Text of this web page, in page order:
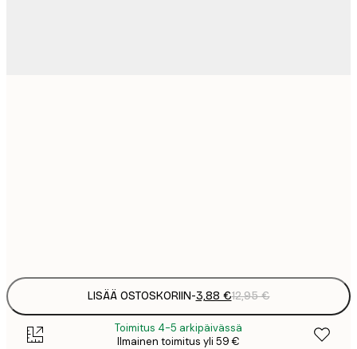
LISÄÄ OSTOSKORIIN-3,88 €12,95 €
Toimitus 4-5 arkipäivässä
Ilmainen toimitus yli 59 €